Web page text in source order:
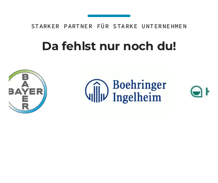
STARKER PARTNER FÜR STARKE UNTERNEHMEN
Da fehlst nur noch du!